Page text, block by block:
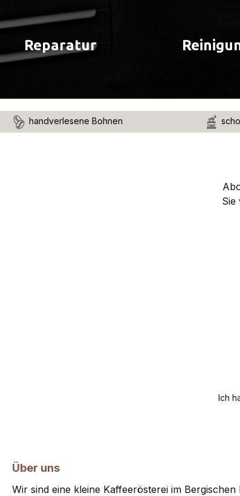
Reparatur
handverlesene Bohnen
Sie
Ich
Über uns
Wir sind eine kleine Kaffeerösterei im